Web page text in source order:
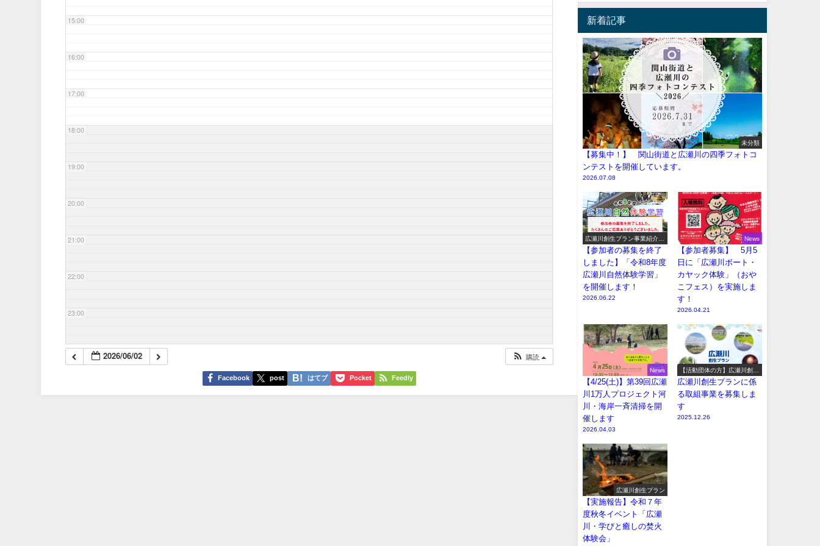
15:00
16:00
17:00
18:00
19:00
20:00
21:00
22:00
23:00
2026/06/02 購読
Facebook post はてブ Pocket Feedly
新着記事
未分類
【募集中！】 関山街道と広瀬川の四季フォトコ
ンテストを開催しています。
2026.07.08
広瀬川創生プラン事業紹介
（イベント系）
【参加者の募集を終了
しました】「令和8年度
広瀬川自然体験学習」
を開催します！
2026.06.22
News
【参加者募集】 5月5
日に「広瀬川ボート・
カヤック体験」（おや
こフェス）を実施しま
す！
2026.04.21
News
【4/25(土)】第39回広瀬
川1万人プロジェクト河
川・海岸一斉清掃を開
催します
2026.04.03
【活動団体の方】広瀬川創生
プラン参加事業の募集
広瀬川創生プランに係
る取組事業を募集しま
す
2025.12.26
広瀬川創生プラン
【実施報告】令和７年
度秋冬イベント「広瀬
川・学びと癒しの焚火
体験会」